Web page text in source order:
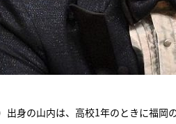
出身の山内は、高校1年のときに福